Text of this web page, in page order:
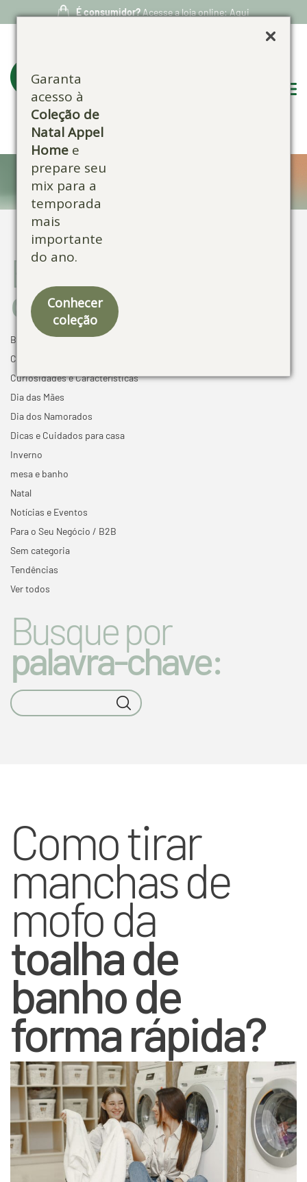
Garanta
acesso à
Coleção de
Natal Appel
Home e
prepare seu
mix para a
temporada
mais
importante
do ano.
Conhecer
coleção
É consumidor?Acesse a loja online: Aqui
Escolha por
categoria:
Black Friday
Cama mesa e banho
Curiosidades e Características
Dia das Mães
Dia dos Namorados
Dicas e Cuidados para casa
Inverno
mesa e banho
Natal
Notícias e Eventos
Para o Seu Negócio / B2B
Sem categoria
Tendências
Ver todos
Busque por
palavra-chave:
Como tirar
manchas de
mofo da
toalha de
banho de
forma rápida?